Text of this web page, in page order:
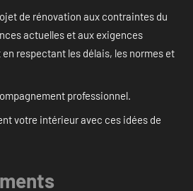
de rénovation aux contraintes du
actuelles et aux exigences
respectant les délais, les normes et
professionnel.
votre intérieur avec ces idées de